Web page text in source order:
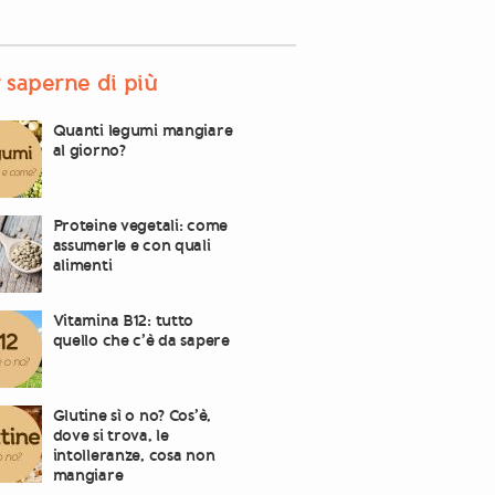
saperne di più
Quanti legumi mangiare
al giorno?
Proteine vegetali: come
assumerle e con quali
alimenti
Vitamina B12: tutto
quello che c’è da sapere
Glutine sì o no? Cos’è,
dove si trova, le
intolleranze, cosa non
mangiare